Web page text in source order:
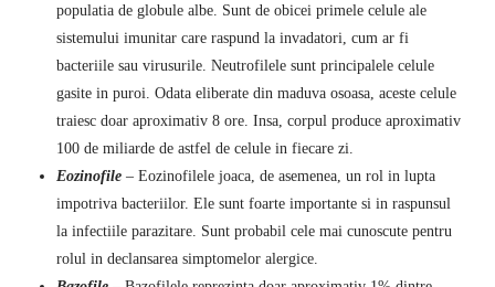
populatia de globule albe. Sunt de obicei primele celule ale
sistemului imunitar care raspund la invadatori, cum ar fi
bacteriile sau virusurile. Neutrofilele sunt principalele celule
gasite in puroi. Odata eliberate din maduva osoasa, aceste celule
traiesc doar aproximativ 8 ore. Insa, corpul produce aproximativ
100 de miliarde de astfel de celule in fiecare zi.
Eozinofile– Eozinofilele joaca, de asemenea, un rol in lupta
impotriva bacteriilor. Ele sunt foarte importante si in raspunsul
la infectiile parazitare. Sunt probabil cele mai cunoscute pentru
rolul in declansarea simptomelor alergice.